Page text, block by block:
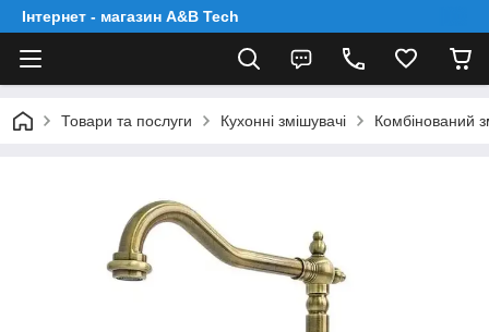
Інтернет - магазин A&B Tech
Товари та послуги Кухонні змішувачі Комбінований